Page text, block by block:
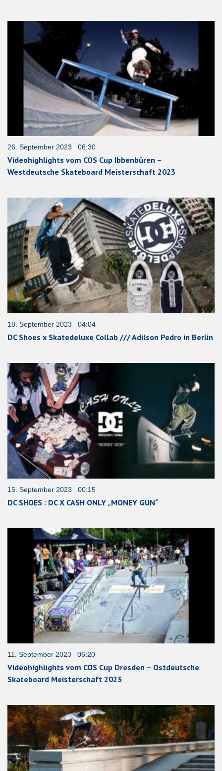
26. September 2023 06:30
Videohighlights vom COS Cup Ibbenbüren –
Westdeutsche Skateboard Meisterschaft 2023
18. September 2023 04:04
DC Shoes x Skatedeluxe Collab /// Adilson Pedro in Berlin
15. September 2023 00:15
DC SHOES : DC X CASH ONLY „MONEY GUN“
11. September 2023 06:20
Videohighlights vom COS Cup Dresden – Ostdeutsche
Skateboard Meisterschaft 2023